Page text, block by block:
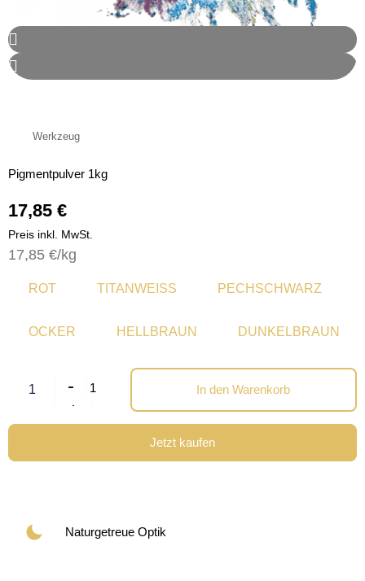
Werkzeug
Pigmentpulver 1kg
17,85 €
Preis inkl. MwSt.
17,85 €/kg
ROT TITANWEISS PECHSCHWARZ
OCKER HELLBRAUN DUNKELBRAUN
- 1
+
In den Warenkorb
Jetzt kaufen
Naturgetreue Optik